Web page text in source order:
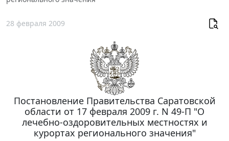
28 февраля 2009
Постановление Правительства Саратовской
области от 17 февраля 2009 г. N 49-П "О
лечебно-оздоровительных местностях и
курортах регионального значения"